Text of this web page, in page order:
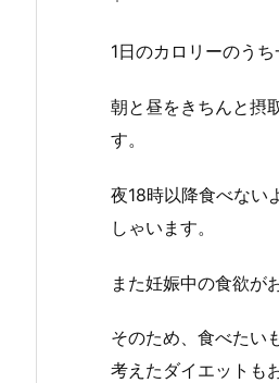
1日のカロリーのう
朝と昼をきちんと摂
す。
夜18時以降食べない
しゃいます。
また妊娠中の食欲が
そのため、食べたい
考えたダイエットも